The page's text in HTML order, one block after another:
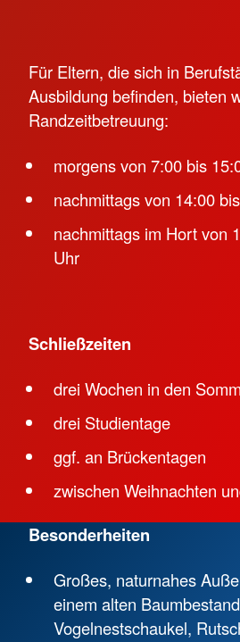
Für Eltern, die sich in
Ausbildung befinden, bieten
Randzeitbetreuung:
morgens von 7:00 bis
nachmittags von 14:00
nachmittags im Hort von
Uhr
Schließzeiten
drei Wochen in den
drei Studientage
ggf. an Brückentagen
zwischen Weihnachten
Besonderheiten
Großes, naturnahes
einem alten
Vogelnestschaukel,